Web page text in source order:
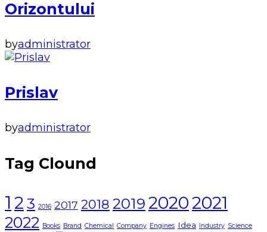
Orizontului
byadministrator
Prislav
byadministrator
Tag Clound
1 2 3 2016 2017 2018 2019 20202021
2022 Books Brand Chemical Company Engines Idea Industry Science